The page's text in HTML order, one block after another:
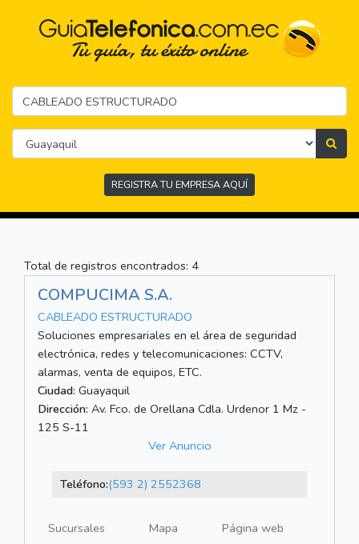
REGISTRA TU EMPRESA AQUÍ
Total de registros encontrados: 4
COMPUCIMA S.A.
CABLEADO ESTRUCTURADO
Soluciones empresariales en el área de seguridad
electrónica, redes y telecomunicaciones: CCTV,
alarmas, venta de equipos, ETC.
Ciudad: Guayaquil
Dirección: Av. Fco. de Orellana Cdla. Urdenor 1 Mz -
125 S-11
Ver Anuncio
Teléfono:(593 2) 2552368
Sucursales Mapa
Página web